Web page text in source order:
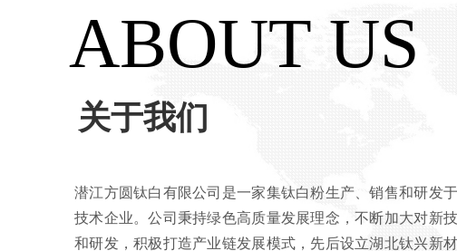
关于我们
ABOUT US
潜江方圆钛白有限公司是一家集钛白粉生产、销售和研发
技术企业。公司秉持绿色高质量发展理念，不断加大对新
和研发，积极打造产业链发展模式，先后设立湖北钛兴新